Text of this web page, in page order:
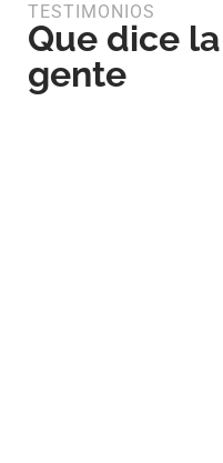
TESTIMONIOS
Que dice la
gente
Diseño limpio,
estructura funcional
y atención al detalle.